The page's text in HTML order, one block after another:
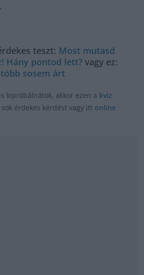
teszt: Most mutasd
Hány pontod lett? vagy ez:
sosem árt
kipróbálnátok, akkor ezen a kvíz
érdekes kérdést vagy itt online